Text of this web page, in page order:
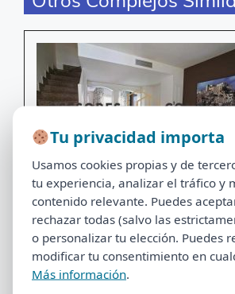
Abogado Multipropiedad
Cambio de titularidad
Deuda De Cuotas De
Venta De Multipropiedad
Tu privacidad importa
Usamos cookies propias y de
tu experiencia, analizar el tráfico y
contenido relevante. Puedes
rechazar todas (salvo las
o personalizar tu elección. Puedes
modificar tu consentimiento en
Más información.
Tu privacidad importa
Usamos cookies propias y de
tu experiencia, analizar el tráfico y
contenido relevante. Puedes
rechazar todas (salvo las
o personalizar tu elección. Puedes
modificar tu consentimiento en
Más información